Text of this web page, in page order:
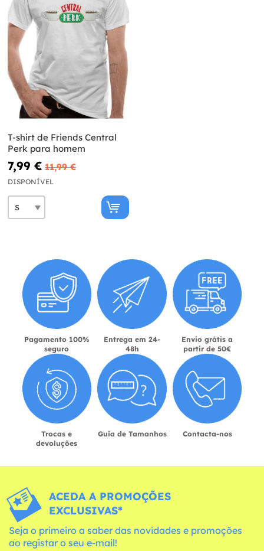
T-shirt de Friends Central
Perk para homem
7,99 € 11,99 €
DISPONÍVEL
Pagamento 100%
seguro
Entrega em 24-
48h
Envio grátis a
partir de 50€
Trocas e
devoluções
Guia de Tamanhos Contacta-nos
ACEDA A PROMOÇÕES
EXCLUSIVAS*
Seja o primeiro a saber das novidades e promoções
ao registar o seu e-mail!